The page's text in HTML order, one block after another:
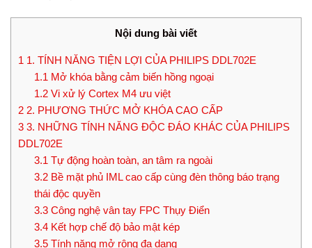
Nội dung bài viết
1 1. TÍNH NĂNG TIỆN LỢI CỦA PHILIPS DDL702E
1.1 Mở khóa bằng cảm biến hồng ngoại
1.2Vi xử lý Cortex M4 ưu việt
2 2. PHƯƠNG THỨC MỞ KHÓA CAO CẤP
3 3. NHỮNG TÍNH NĂNG ĐỘC ĐÁO KHÁC CỦA PHILIPS
DDL702E
3.1 Tự động hoàn toàn, an tâm ra ngoài
3.2Bề mặt phủ IML cao cấp cùng đèn thông báo trạng
thái độc quyền
3.3Công nghệ vân tay FPC Thụy Điển
3.4Kết hợp chế độ bảo mật kép
3.5Tính năng mở rộng đa dạng